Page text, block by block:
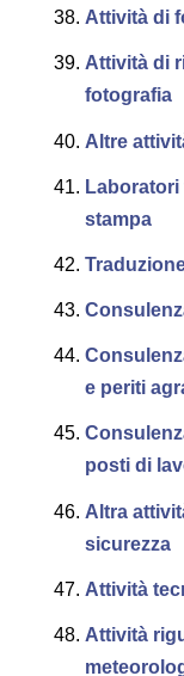
Attività di
Attività di
fotografia
Altre
stampa
e periti
posti di
Altra
sicurezza
Attività
Attività